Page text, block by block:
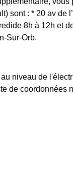
sont : * 20 av de
8h à 12h et
Sur-Orb.
niveau de
de coordonnées